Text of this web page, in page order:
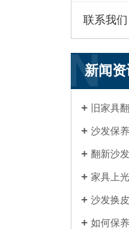
联系我们
新闻资
N
旧家具
沙发保
翻新沙
家具上
沙发换
如何保